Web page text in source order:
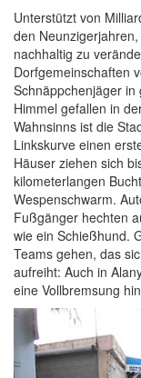
Unterstützt von
den
nachhaltig zu
Dorfgemeinschaften
Schnäppchenjäger in
Himmel gefallen in
Wahnsinns ist die
Linkskurve einen
Häuser ziehen sich
kilometerlangen
Wespenschwarm.
Fußgänger hechten
wie ein Schießhund.
Teams gehen, das
aufreiht: Auch in
eine Vollbremsung